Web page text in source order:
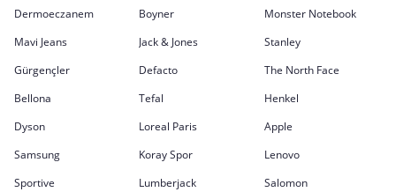
Dermoeczanem
Boyner
Monster Notebook
Mavi Jeans
Jack & Jones
Stanley
Gürgençler
Defacto
The North Face
Bellona
Tefal
Henkel
Dyson
Loreal Paris
Apple
Samsung
Koray Spor
Lenovo
Sportive
Lumberjack
Salomon